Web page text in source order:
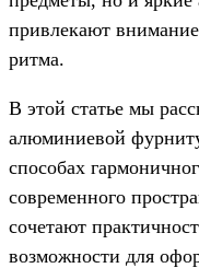
привлекают
ритма.
В этой статье мы
алюминиевой
способах
современного
сочетают
возможности для